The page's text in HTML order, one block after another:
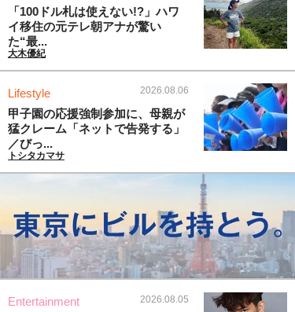
「100ドル札は使えない!?」ハワ
イ移住の元テレ朝アナが驚い
た“最...
大木優紀
Lifestyle 2026.08.06
甲子園の応援強制参加に、母親が
猛クレーム「ネットで告発する」
／びっ...
トシタカマサ
Entertainment 2026.08.05